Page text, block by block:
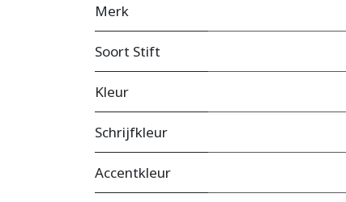
Merk
Soort Stift
Kleur
Schrijfkleur
Accentkleur